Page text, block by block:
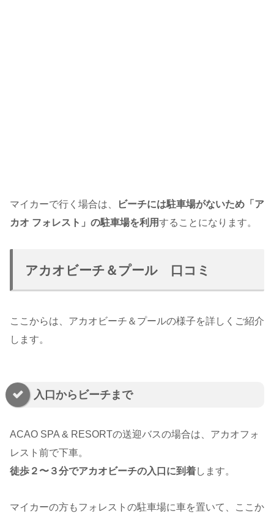
マイカーで行く場合は、
ビーチには駐車場がないため「ア
カオ フォレスト」の駐車場を利用することになります。
アカオビーチ＆プール 口コミ
ここからは、アカオビーチ＆プールの様子を詳しくご紹介
します。
入口からビーチまで
ACAO SPA & RESORTの送迎バスの場合は、アカオフォ
レスト前で下車。
徒歩２〜３分でアカオビーチの入口に到着します。
マイカーの方もフォレストの駐車場に車を置いて、ここか